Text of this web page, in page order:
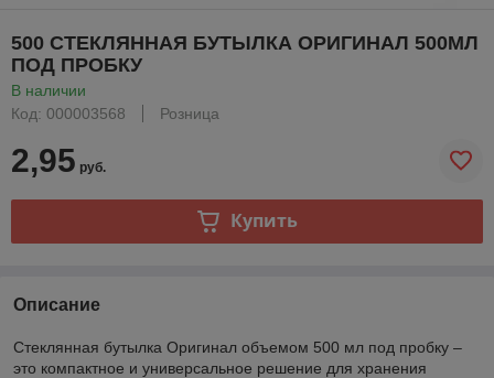
500 СТЕКЛЯННАЯ БУТЫЛКА ОРИГИНАЛ 500МЛ
ПОД ПРОБКУ
В наличии
Код: 000003568
Розница
2,95 руб.
Купить
Описание
Стеклянная бутылка Оригинал объемом 500 мл под пробку –
это компактное и универсальное решение для хранения